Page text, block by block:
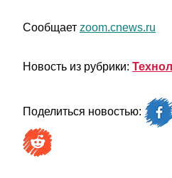
Сообщает zoom.cnews.ru
Новость из рубрики:
Поделиться новостью: